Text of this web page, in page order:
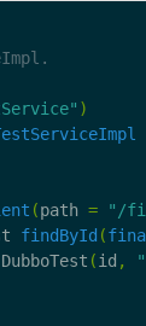
)
(path = "/
findById (
(id ,